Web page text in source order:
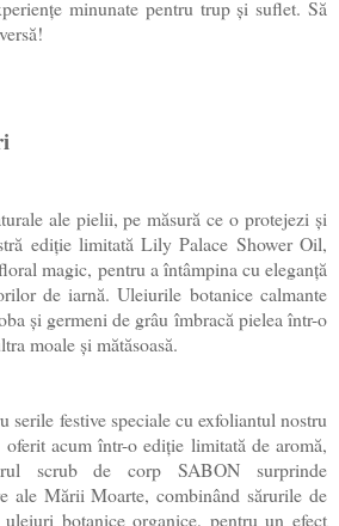
minunate pentru trup și suflet. Să
ale pielii, pe măsură ce o protejezi și
ediție limitată Lily Palace Shower Oil,
magic, pentru a întâmpina cu eleganță
de iarnă. Uleiurile botanice calmante
și germeni de grâu îmbracă pielea într-o
moale și mătăsoasă.
serile festive speciale cu exfoliantul nostru
acum într-o ediție limitată de aromă,
scrub de corp SABON surprinde
ale Mării Moarte, combinând sărurile de
botanice organice, pentru un efect